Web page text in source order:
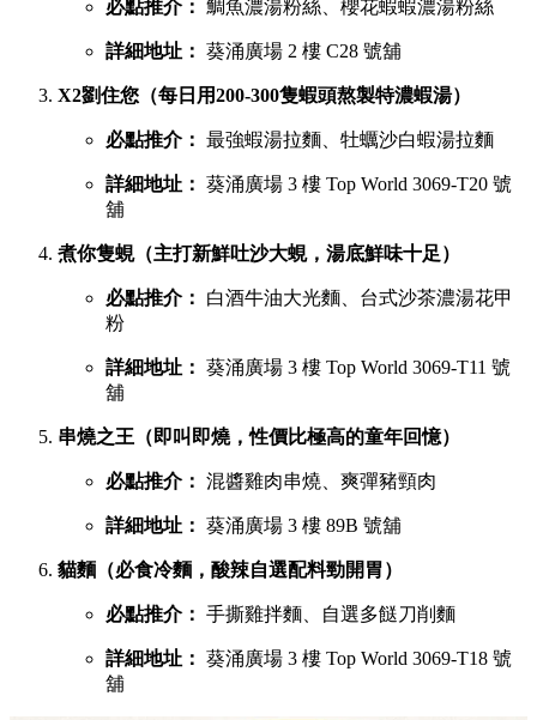
必點推介： 鯛魚濃湯粉絲、櫻花蝦蝦濃湯粉絲
詳細地址： 葵涌廣場 2 樓 C28 號舖
X2劉住您（每日用200-300隻蝦頭熬製特濃蝦湯）
必點推介： 最強蝦湯拉麵、牡蠣沙白蝦湯拉麵
詳細地址： 葵涌廣場 3 樓 Top World 3069-T20 號
舖
煮你隻蜆（主打新鮮吐沙大蜆，湯底鮮味十足）
必點推介：
白酒牛油大光麵、台式沙茶濃湯花甲
粉
詳細地址： 葵涌廣場 3 樓 Top World 3069-T11 號
舖
串燒之王（即叫即燒，性價比極高的童年回憶）
必點推介： 混醬雞肉串燒、爽彈豬頸肉
詳細地址： 葵涌廣場 3 樓 89B 號舖
貓麵（必食冷麵，酸辣自選配料勁開胃）
必點推介： 手撕雞拌麵、自選多餸刀削麵
詳細地址： 葵涌廣場 3 樓 Top World 3069-T18 號
舖